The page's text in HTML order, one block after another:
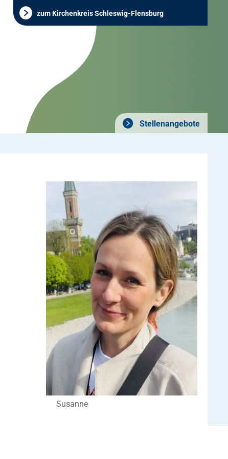
zum Kirchenkreis Schleswig-Flensburg
Stellenangebote
Susanne